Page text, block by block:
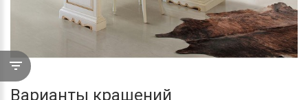
Варианты крашений